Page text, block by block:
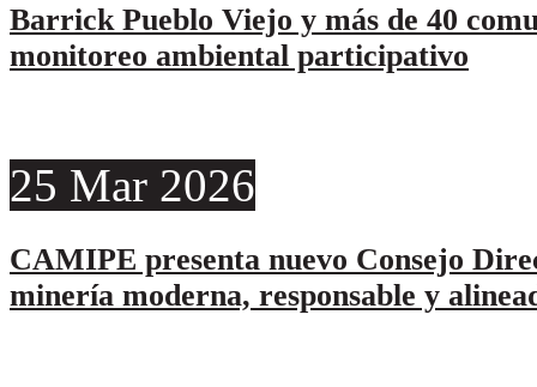
Barrick Pueblo Viejo y más de 40
monitoreo ambiental participativo
25 Mar 2026
CAMIPE presenta nuevo Consejo
minería moderna, responsable y